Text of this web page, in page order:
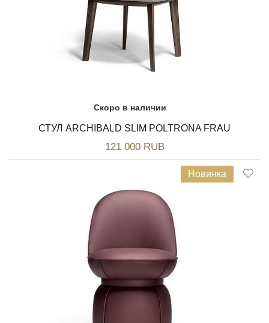
Скоро в наличии
СТУЛ ARCHIBALD SLIM POLTRONA FRAU
121 000 RUB
Новинка